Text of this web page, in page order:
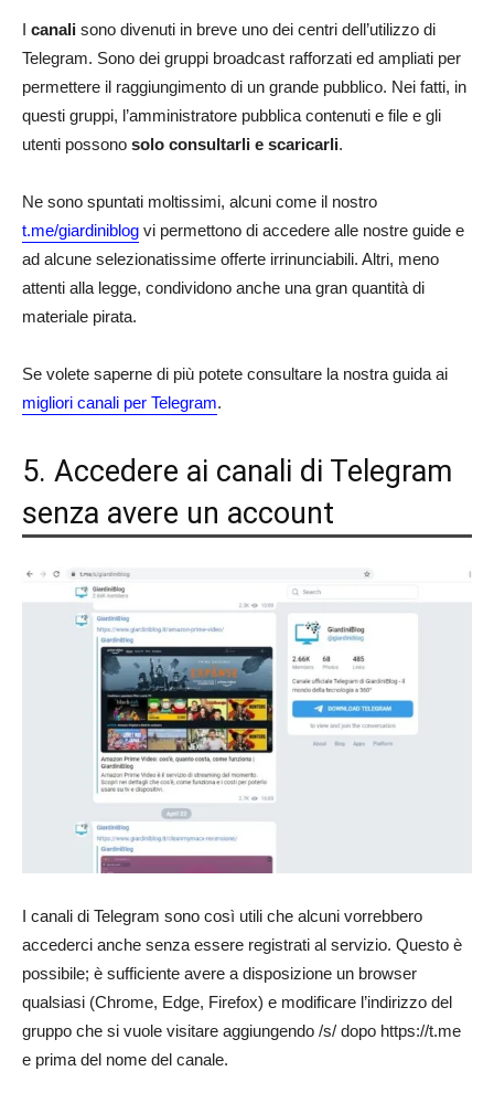
I canali sono divenuti in breve uno dei centri dell’utilizzo di
Telegram. Sono dei gruppi broadcast rafforzati ed ampliati per
permettere il raggiungimento di un grande pubblico. Nei fatti, in
questi gruppi, l’amministratore pubblica contenuti e file e gli
utenti possono solo consultarli e scaricarli.
Ne sono spuntati moltissimi, alcuni come il nostro
t.me/giardiniblog vi permettono di accedere alle nostre guide e
ad alcune selezionatissime offerte irrinunciabili. Altri, meno
attenti alla legge, condividono anche una gran quantità di
materiale pirata.
Se volete saperne di più potete consultare la nostra guida ai
migliori canali per Telegram.
5. Accedere ai canali di Telegram
senza avere un account
I canali di Telegram sono così utili che alcuni vorrebbero
accederci anche senza essere registrati al servizio. Questo è
possibile; è sufficiente avere a disposizione un browser
qualsiasi (Chrome, Edge, Firefox) e modificare l’indirizzo del
gruppo che si vuole visitare aggiungendo /s/ dopo https://t.me
e prima del nome del canale.